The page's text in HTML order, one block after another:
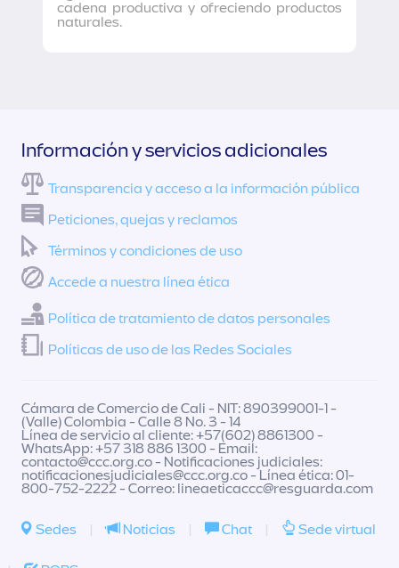
cadena productiva y ofreciendo productos
naturales.
Información y servicios adicionales
Transparencia y acceso a la información pública
Peticiones, quejas y reclamos
Términos y condiciones de uso
Accede a nuestra línea ética
Política de tratamiento de datos personales
Políticas de uso de las Redes Sociales
Cámara de Comercio de Cali - NIT: 890399001-1 -
(Valle) Colombia - Calle 8 No. 3 - 14
Línea de servicio al cliente: +57(602) 8861300 -
WhatsApp: +57 318 886 1300 - Email:
contacto@ccc.org.co- Notificaciones judiciales:
notificacionesjudiciales@ccc.org.co- Línea ética: 01-
800-752-2222 - Correo: lineaeticaccc@resguarda.com
Sedes | Noticias | Chat | Sede virtual